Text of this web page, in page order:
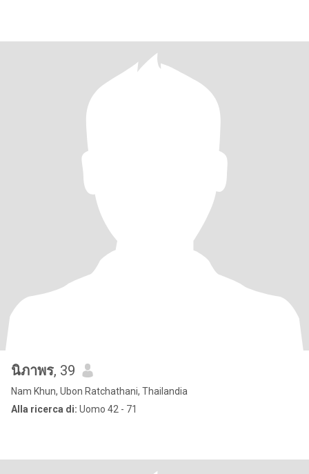
นิภาพร, 39
Nam Khun, Ubon Ratchathani, Thailandia
Alla ricerca di: Uomo 42 - 71